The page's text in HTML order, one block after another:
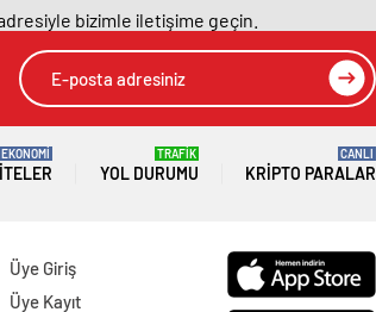
bizimle iletişime geçin.
EKONOMİ
YOL DURUMU
TRAFİK
KRIPTO PARALAR
CANLI
Üye Giriş
Üye Kayıt